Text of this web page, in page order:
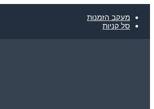
content
מעקב הזמנות
סל קניות